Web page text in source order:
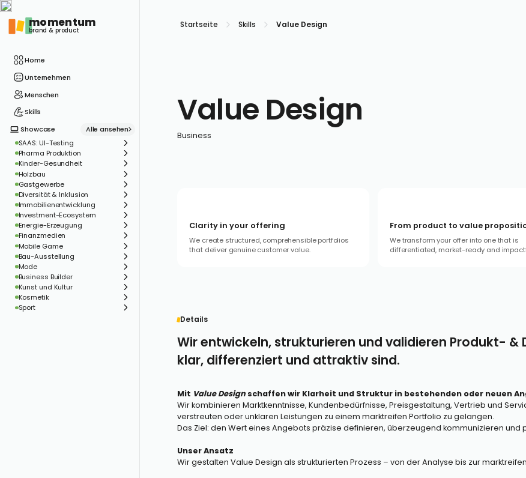
momentum
brand & product
Home
Unternehmen
Menschen
Skills
Showcase
Alle ansehen
SAAS: UI-Testing
Pharma Produktion
Kinder-Gesundheit
Holzbau
Gastgewerbe
Diversität & Inklusion
Immobilienentwicklung
Investment-Ecosystem
Energie-Erzeugung
Finanzmedien
Mobile Game
Bau-Ausstellung
Mode
Business Builder
Kunst und Kultur
Kosmetik
Sport
Startseite Skills Value Design
Value Design
Business
Clarity in your offering
We create structured, comprehensible portfolios
that deliver genuine customer value.
From product to value
We transform your offer into one that is
differentiated, market-ready and
Details
Wir entwickeln, strukturieren und validieren Produkt-
klar, differenziert und attraktiv sind.
Mit Value Designschaffen wir Klarheit und Struktur in bestehenden oder neuen
Wir kombinieren Marktkenntnisse, Kundenbedürfnisse, Preisgestaltung, Vertrieb und
verstreuten oder unklaren Leistungen zu einem marktreifen Portfolio zu gelangen.
Das Ziel: den Wert eines Angebots präzise definieren, überzeugend kommunizieren und
Unser Ansatz
Wir gestalten Value Design als strukturierten Prozess – von der Analyse bis zur